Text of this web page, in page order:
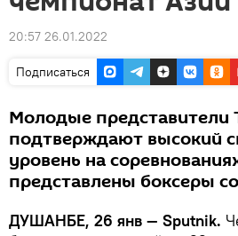
20:57 26.01.2022
Подписаться
Молодые представители
подтверждают высокий
уровень на
представлены боксеры
ДУШАНБЕ, 26 янв — Sputnik.